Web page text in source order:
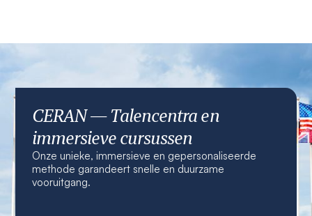
CERAN — Talencentra en
immersieve cursussen
Onze unieke, immersieve en gepersonaliseerde
methode garandeert snelle en duurzame
vooruitgang.